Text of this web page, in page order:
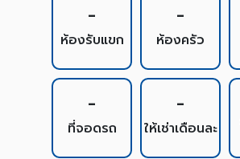
-
ห้องรับแขก
-
ห้องครัว
-
ที่จอดรถ
-
ให้เช่าเดือนละ